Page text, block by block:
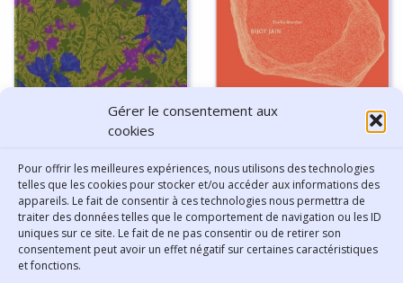
Gérer le consentement aux
cookies
Pour offrir les meilleures expériences, nous utilisons des technologies
telles que les cookies pour stocker et/ou accéder aux informations des
appareils. Le fait de consentir à ces technologies nous permettra de
traiter des données telles que le comportement de navigation ou les ID
uniques sur ce site. Le fait de ne pas consentir ou de retirer son
consentement peut avoir un effet négatif sur certaines caractéristiques
et fonctions.
Jardins d’Angleterre - Tania
Compton [Préface de]
Bijoy Jain Studio Mumbai: le
Hervé Chandès
[commissaire d'exposition]